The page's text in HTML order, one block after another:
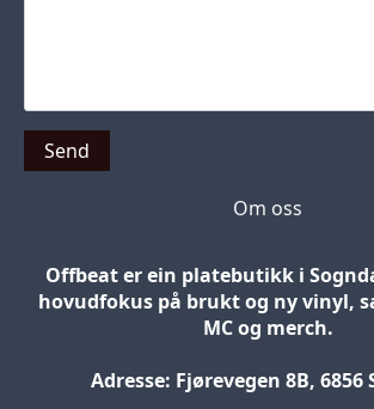
Send
Om oss
Offbeat er ein platebutikk i
hovudfokus på brukt og ny vinyl,
MC og merch.
Adresse: Fjørevegen 8B, 6856